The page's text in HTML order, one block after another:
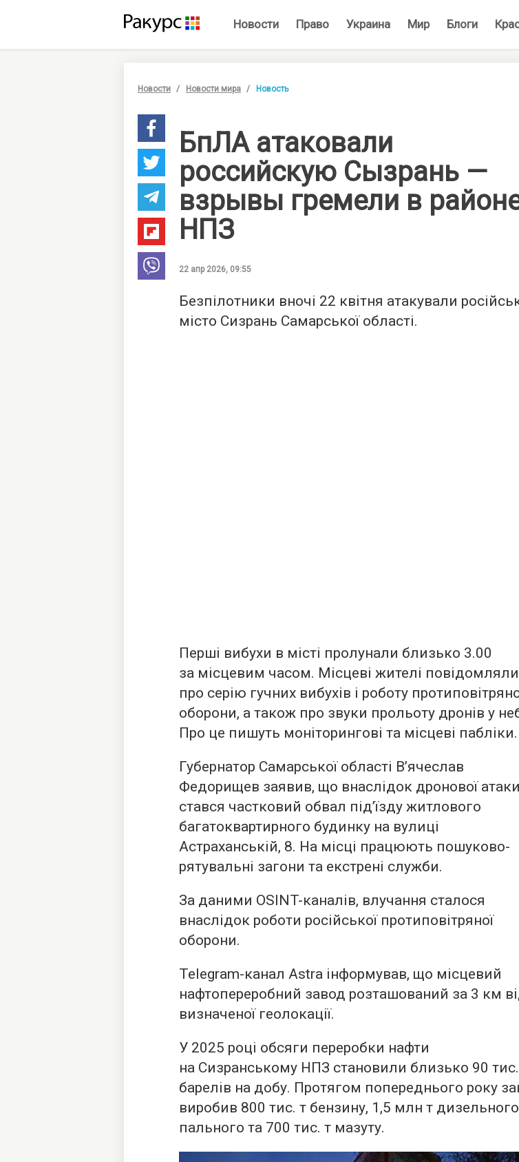
Новости Право Украина Мир Блоги
Новости Новости мира Новость
БпЛА атаковали
российскую Сызрань —
взрывы гремели в
НПЗ
22 апр 2026, 09:55
Безпілотники вночі 22 квітня атакували
місто Сизрань Самарської області.
Перші вибухи в місті пролунали близько 3.00
за місцевим часом. Місцеві жителі повідомляли
про серію гучних вибухів і роботу
оборони, а також про звуки прольоту дронів у
Про це пишуть моніторингові та місцеві пабліки.
Губернатор Самарської області В’ячеслав
Федорищев заявив, що внаслідок дронової атаки
стався частковий обвал під’їзду житлового
багатоквартирного будинку на вулиці
Астраханській, 8. На місці працюють пошуково-
рятувальні загони та екстрені служби.
За даними OSINT-каналів, влучання сталося
внаслідок роботи російської протиповітряної
оборони.
Telegram-канал Astra інформував, що місцевий
нафтопереробний завод розташований за 3 км
визначеної геолокації.
У 2025 році обсяги переробки нафти
на Сизранському НПЗ становили близько 90 тис.
барелів на добу. Протягом попереднього року
виробив 800 тис. т бензину, 1,5 млн т дизельного
пального та 700 тис. т мазуту.